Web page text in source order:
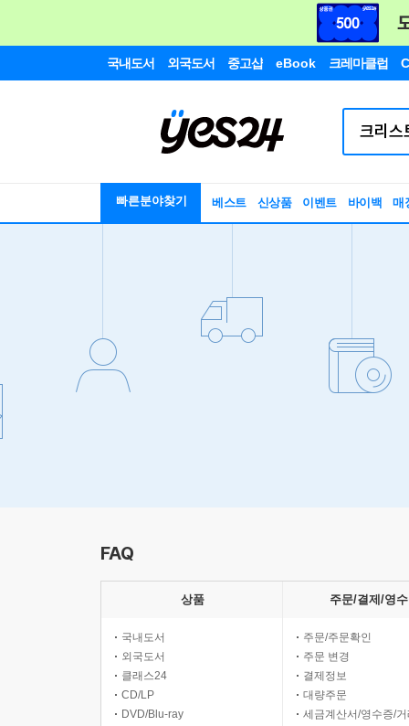
국내도서 외국도서 중고샵 eBook 크레마클럽
빠른분야찾기 베스트 신상품 이벤트 바이백 매
FAQ
상품
국내도서
외국도서
클래스24
CD/LP
DVD/Blu-ray
주문/결제/영
주문/주문확인
주문 변경
결제정보
대량주문
세금계산서/영수증/